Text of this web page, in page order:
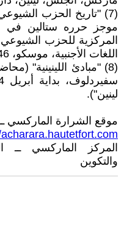
(7) "تاريخ الحزب
المركزية للحزب
اللغات الأجنبية، موسكو، 1946).
(8) "مبادئ اللينينية"
لينين").
موقع الشرارة الماركسي ــ
المركز الماركسي ــ
والتكوين